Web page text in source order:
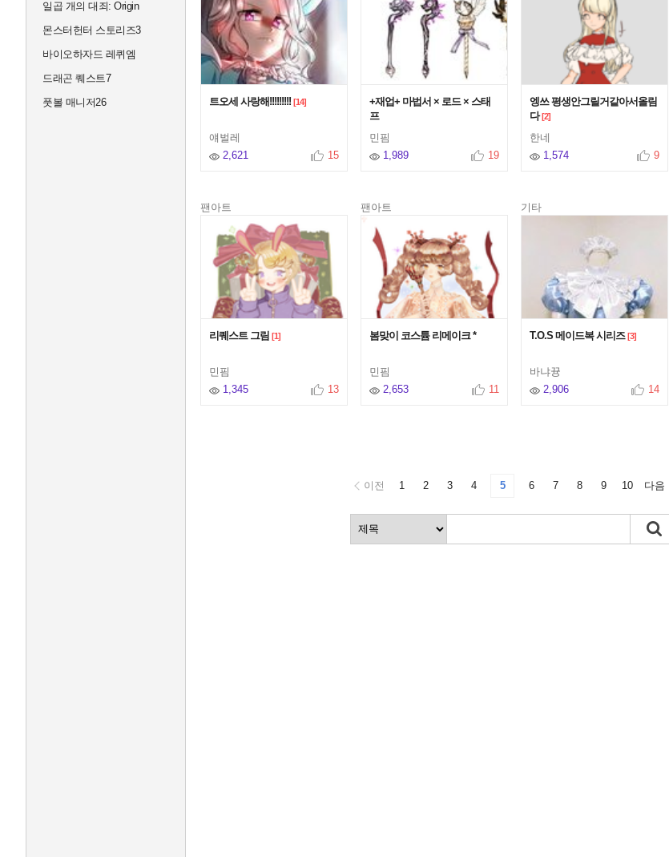
일곱 개의 대죄: Origin
몬스터헌터 스토리즈3
바이오하자드 레퀴엠
드래곤 퀘스트7
풋볼 매니저26
트오세 사랑해!!!!!!!!! [14]
얘벌레
2,621
15
+재업+ 마법서 × 로드 × 스태
프
민핌
1,989
19
엥쓰 평생안그릴거같아서올림
다[2]
한네
1,574
9
팬아트
리퀘스트 그림 [1]
민핌
1,345
13
팬아트
봄맞이 코스튬 리메이크 *
민핌
2,653
11
기타
T.O.S 메이드복 시리즈[3]
바냐뀽
2,906
14
이전 1 2 3 4 5 6 7 8 9 10 다음